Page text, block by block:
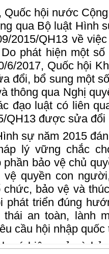
Quốc hội nước
qua Bộ luật Hình
2015/QH13 về
phát hiện một
6/2017, Quốc hội
đổi, bổ sung một
thông qua Nghị
đạo luật có liên
QH13 được sửa đổi
sự năm 2015
lý vững chắc
phần bảo vệ chủ
vệ quyền con
bảo vệ và
phát triển đúng
an toàn, lành
cầu hội nhập quốc
có hiệu quả và